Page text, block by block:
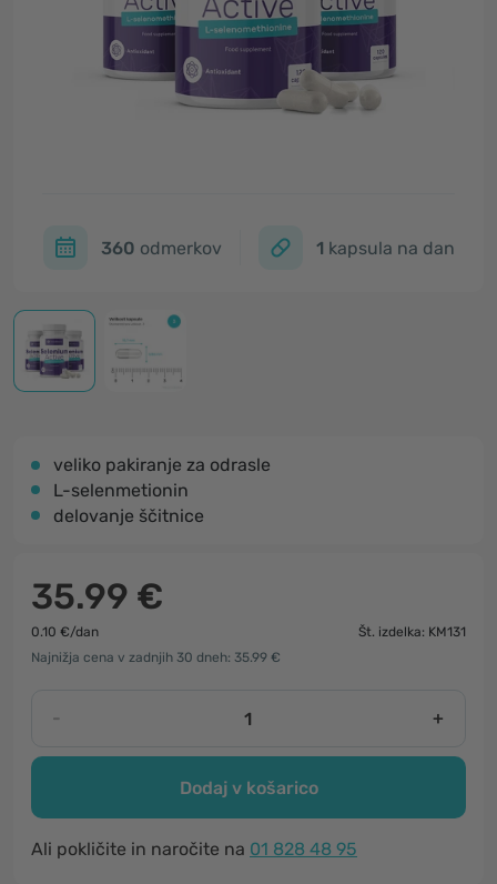
360 odmerkov 1 kapsula na dan
veliko pakiranje za odrasle
L-selenmetionin
delovanje ščitnice
35.99 €
0.10 €/dan
Št. izdelka: KM131
Najnižja cena v zadnjih 30 dneh: 35.99 €
- +
Dodaj v košarico
Ali pokličite in naročite na 01 828 48 95